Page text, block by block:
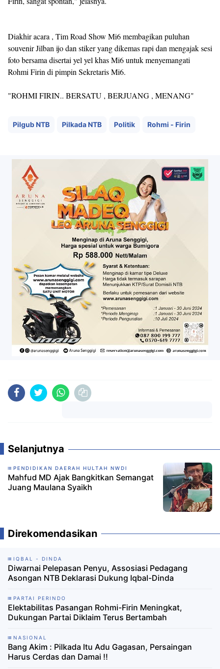
Diakhir acara , Tim Road Show Mi6 membagikan puluhan
souvenir Jilban ijo dan stiker yang dikemas rapi dan mengajak sesi
foto bersama disertai yel yel khas Mi6 untuk menyemangati
Rohmi Firin di pimpin Sekretaris Mi6.
"ROHMI FIRIN.. BERSATU , BERJUANG , MENANG"
Pilgub NTB Pilkada NTB Politik Rohmi - Firin
Selanjutnya
PENDIDIKAN DAERAH HULTAH NWDI
Mahfud MD Ajak Bangkitkan Semangat
Juang Maulana Syaikh
Direkomendasikan
IQBAL - DINDA
Diwarnai Pelepasan Penyu, Assosiasi Pedagang
Asongan NTB Deklarasi Dukung Iqbal-Dinda
PARTAI PERINDO
Elektabilitas Pasangan Rohmi-Firin Meningkat,
Dukungan Partai Diklaim Terus Bertambah
NASIONAL
Bang Akim : Pilkada Itu Adu Gagasan, Persaingan
Harus Cerdas dan Damai !!